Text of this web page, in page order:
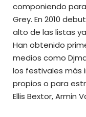
componiendo
Grey. En 2010
alto de las listas
Han obtenido
medios como
los festivales más
propios o para
Ellis Bextor, Armin